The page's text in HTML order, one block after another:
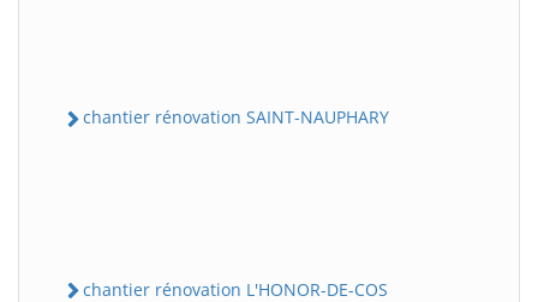
chantier rénovation SAINT-NAUPHARY
chantier rénovation L'HONOR-DE-COS